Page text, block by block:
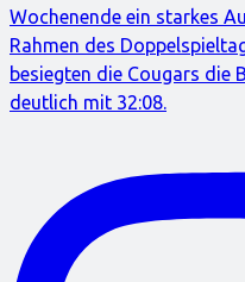
Wochenende ein starkes
Rahmen des
besiegten die Cougars die
deutlich mit 32:08.